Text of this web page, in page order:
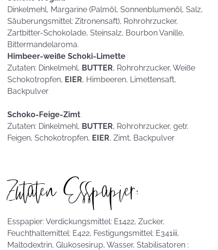
Dinkelmehl, Margarine (Palmöl, Sonnenblumenöl, Salz,
Säuberungsmittel: Zitronensaft), Rohrohrzucker,
Zartbitter-Schokolade, Steinsalz, Bourbon Vanille,
Bittermandelaroma.
Himbeer-weiße Schoki-Limette
Zutaten: Dinkelmehl, BUTTER, Rohrohrzucker, Weiße
Schokotropfen, EIER, Himbeeren, Limettensaft,
Backpulver
Schoko-Feige-Zimt
Zutaten: Dinkelmehl, BUTTER, Rohrohrzucker, getr.
Feigen, Schokotropfen, EIER, Zimt, Backpulver
Zutaten Esspapier:
Esspapier: Verdickungsmittel: E1422, Zucker,
Feuchthaltemittel: E422, Festigungsmittel: E341iii,
Maltodextrin, Glukosesirup, Wasser, Stabilisatoren :